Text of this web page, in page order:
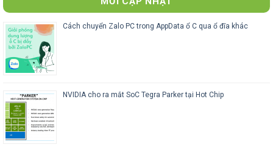
Cách chuyển Zalo PC trong AppData ổ C qua ổ đĩa khác
NVIDIA cho ra mắt SoC Tegra Parker tại Hot Chip